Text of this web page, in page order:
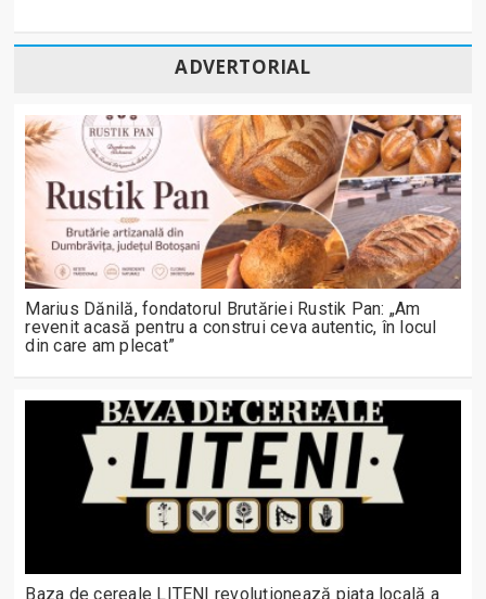
ADVERTORIAL
Marius Dănilă, fondatorul Brutăriei Rustik Pan: „Am
revenit acasă pentru a construi ceva autentic, în locul
din care am plecat”
Baza de cereale LITENI revoluționează piața locală a